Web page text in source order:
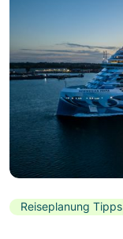
Reiseplanung Tipps